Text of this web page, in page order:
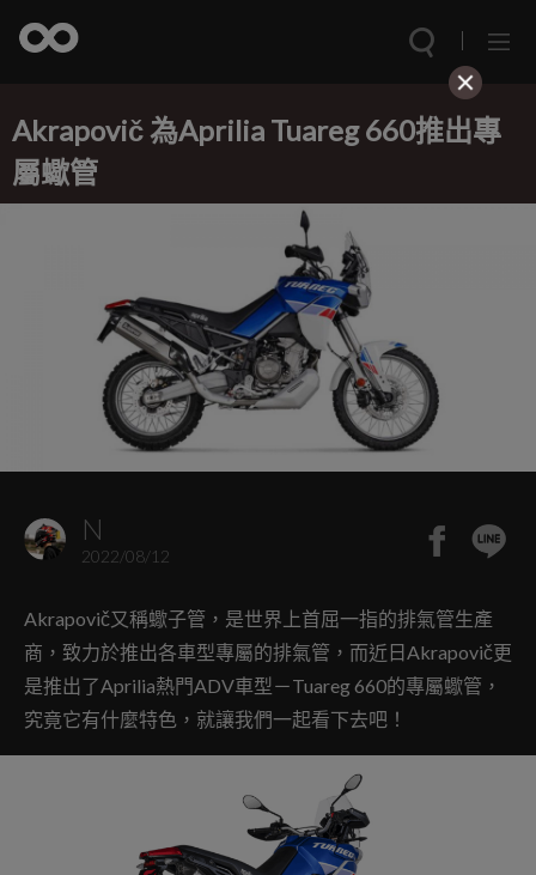
Akrapovič 為Aprilia Tuareg 660推出專
屬蠍管
N
2022/08/12
Akrapovič又稱蠍子管，是世界上首屈一指的排氣管生產
商，致力於推出各車型專屬的排氣管，而近日Akrapovič更
是推出了Aprilia熱門ADV車型－Tuareg 660的專屬蠍管，
究竟它有什麼特色，就讓我們一起看下去吧！